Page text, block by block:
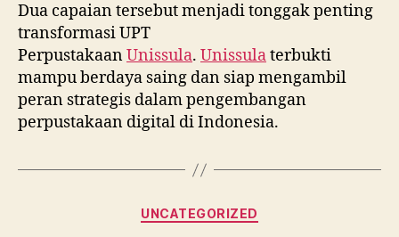
Dua capaian tersebut menjadi tonggak penting
transformasi UPT
PerpustakaanUnissula. Unissulaterbukti
mampu berdaya saing dan siap mengambil
peran strategis dalam pengembangan
perpustakaan digital di Indonesia.
Categories
UNCATEGORIZED